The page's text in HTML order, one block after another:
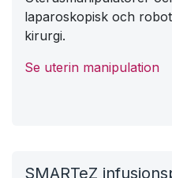
Cervikal screening
Cellprovsborstar,